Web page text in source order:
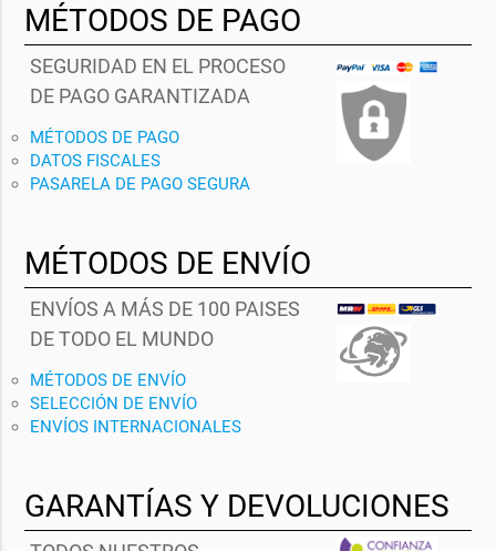
MÉTODOS DE PAGO
SEGURIDAD EN EL PROCESO
DE PAGO GARANTIZADA
MÉTODOS DE PAGO
DATOS FISCALES
PASARELA DE PAGO SEGURA
MÉTODOS DE ENVÍO
ENVÍOS A MÁS DE 100 PAISES
DE TODO EL MUNDO
MÉTODOS DE ENVÍO
SELECCIÓN DE ENVÍO
ENVÍOS INTERNACIONALES
GARANTÍAS Y DEVOLUCIONES